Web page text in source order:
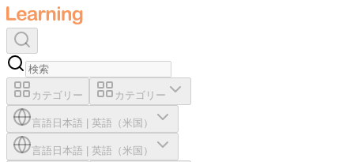
カテゴリー カテゴリー
言語 日本語 英語（米国）
言語 日本語 英語（米国）